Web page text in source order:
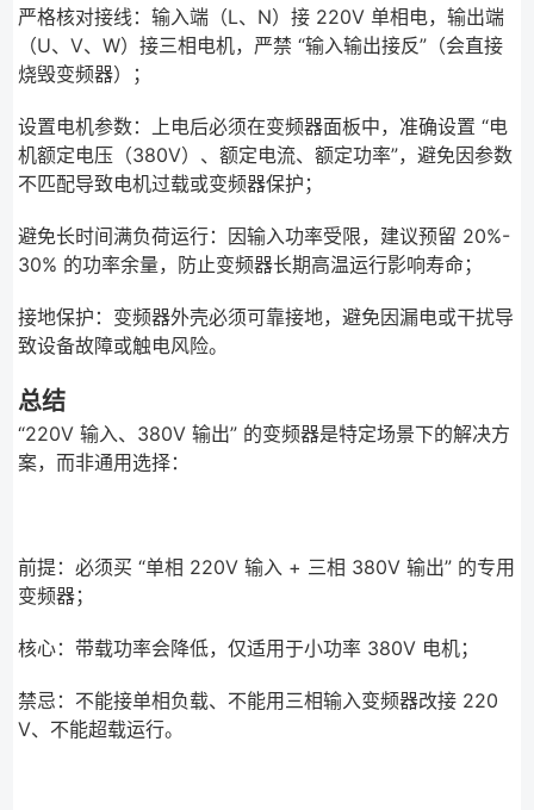
严格核对接线：输入端（L、N）接 220V 单相电，输出端
（U、V、W）接三相电机，严禁 “输入输出接反”（会直接
烧毁变频器）；
设置电机参数：上电后必须在变频器面板中，准确设置 “电
机额定电压（380V）、额定电流、额定功率”，避免因参数
不匹配导致电机过载或变频器保护；
避免长时间满负荷运行：因输入功率受限，建议预留 20%-
30% 的功率余量，防止变频器长期高温运行影响寿命；
接地保护：变频器外壳必须可靠接地，避免因漏电或干扰导
致设备故障或触电风险。
总结
“220V 输入、380V 输出” 的变频器是特定场景下的解决方
案，而非通用选择：
前提：必须买 “单相 220V 输入 + 三相 380V 输出” 的专用
变频器；
核心：带载功率会降低，仅适用于小功率 380V 电机；
禁忌：不能接单相负载、不能用三相输入变频器改接 220
V、不能超载运行。